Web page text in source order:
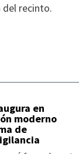
recinto.
en
moderno
de